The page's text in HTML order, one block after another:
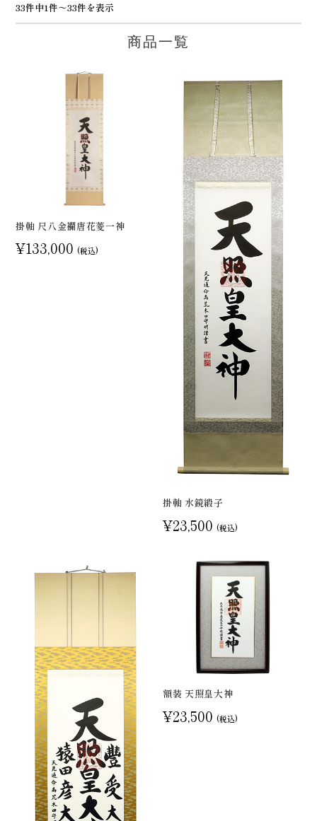
33件中1件～33件を表示
商品一覧
掛軸 尺八金襴唐花菱一神
¥133,000 (税込)
掛軸 水鏡緞子
¥23,500 (税込)
額装 天照皇大神
¥23,500 (税込)